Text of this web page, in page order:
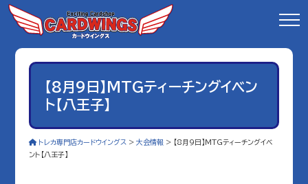
【8月9日】MTGティーチングイベン
ト【八王子】
トレカ専門店カードウイングス >大会情報 > 【8月9日】MTGティーチングイベ
ント【八王子】